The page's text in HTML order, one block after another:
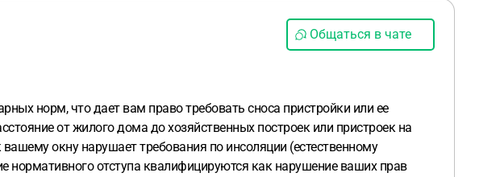
Общаться в чате
норм, что дает вам право требовать сноса пристройки или ее
от жилого дома до хозяйственных построек или пристроек на
окну нарушает требования по инсоляции (естественному
нормативного отступа квалифицируются как нарушение ваших прав